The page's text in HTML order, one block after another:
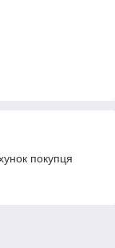
покупця